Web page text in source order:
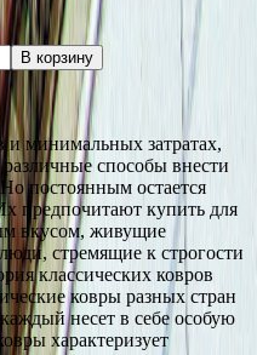
В корзину
минимальных затратах,
способы внести
постоянным остается
предпочитают купить для
вкусом, живущие
стремящие к строгости
классических ковров
ковры разных стран
несет в себе особую
характеризует